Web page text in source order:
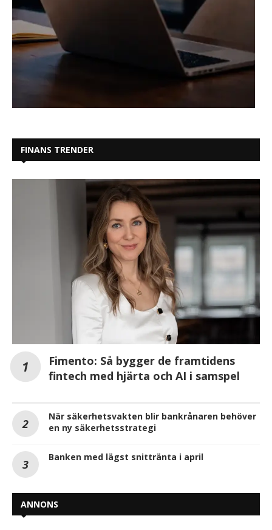
FINANS TRENDER
Fimento: Så bygger de framtidens
fintech med hjärta och AI i samspel
När säkerhetsvakten blir bankrånaren behöver
en ny säkerhetsstrategi
Banken med lägst snittränta i april
ANNONS